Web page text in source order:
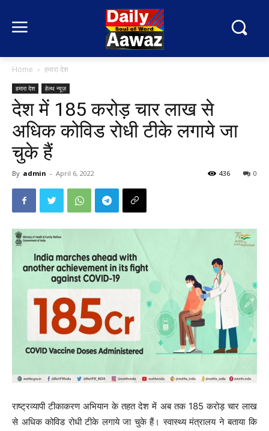
Home हमारा देश
हमारा देश हेल्थ न्यूज़
देश में 185 करोड़ चार लाख से
अधिक कोविड रोधी टीके लगाये जा
चुके हैं
By admin - April 6, 2022 0
436
राष्ट्रव्यापी टीकाकरण अभियान के तहत देश में अब तक 185 करोड़ चार लाख
से अधिक कोविड रोधी टीके लगाये जा चुके हैं। स्‍वास्‍थ्‍य मंत्रालय ने बताया कि